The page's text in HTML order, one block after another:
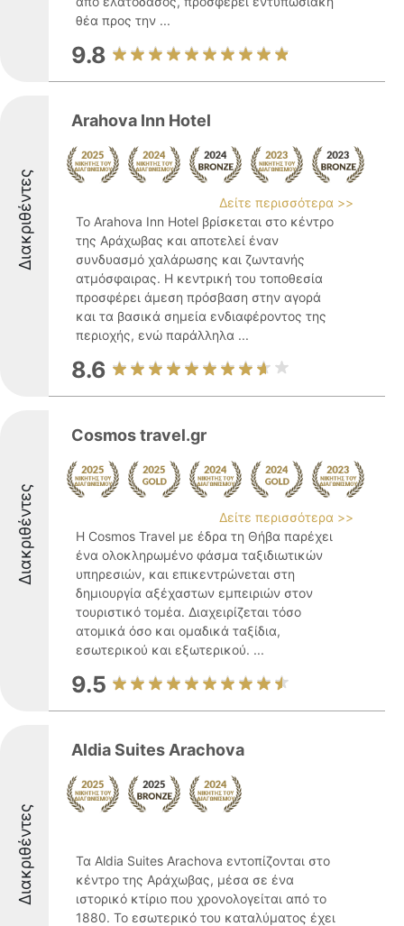
θέα προς την ...
9.8
Διακριθέντες
Arahova Inn Hotel
Δείτε περισσότερα >>
Το Arahova Inn Hotel βρίσκεται στο κέντρο
της Αράχωβας και αποτελεί έναν
συνδυασμό χαλάρωσης και ζωντανής
ατμόσφαιρας. Η κεντρική του τοποθεσία
προσφέρει άμεση πρόσβαση στην αγορά
και τα βασικά σημεία ενδιαφέροντος της
περιοχής, ενώ παράλληλα ...
8.6
Διακριθέντες
Cosmos travel.gr
Δείτε περισσότερα >>
Η Cosmos Travel με έδρα τη Θήβα παρέχει
ένα ολοκληρωμένο φάσμα ταξιδιωτικών
υπηρεσιών, και επικεντρώνεται στη
δημιουργία αξέχαστων εμπειριών στον
τουριστικό τομέα. Διαχειρίζεται τόσο
ατομικά όσο και ομαδικά ταξίδια,
εσωτερικού και εξωτερικού. ...
9.5
Διακριθέντες
Aldia Suites Arachova
Τα Aldia Suites Arachova εντοπίζονται στο
κέντρο της Αράχωβας, μέσα σε ένα
ιστορικό κτίριο που χρονολογείται από το
1880. Το εσωτερικό του καταλύματος έχει